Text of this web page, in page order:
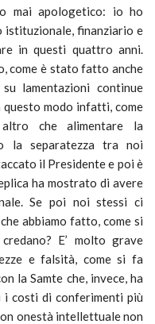
mai apologetico: io ho
istituzionale, finanziario e
in questi quattro anni.
come è stato fatto anche
lamentazioni continue
modo infatti, come
che alimentare la
la separatezza tra noi
il Presidente e poi è
ha mostrato di avere
Se poi noi stessi ci
abbiamo fatto, come si
E’ molto grave
e falsità, come si fa
la Samte che, invece, ha
i costi di conferimenti più
onestà intellettuale non